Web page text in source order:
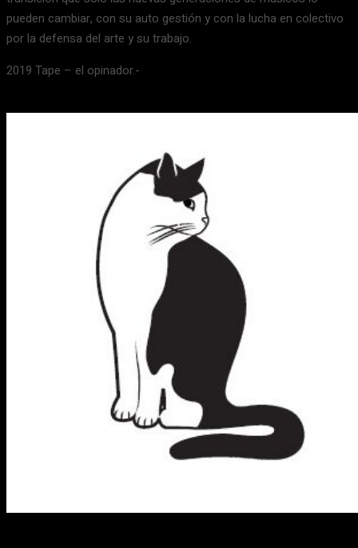
pueden cambiar, con su auto gestión y con la lucha en colectivo
por la defensa del arte y su trabajo.
2019 Tape – el opinador.-